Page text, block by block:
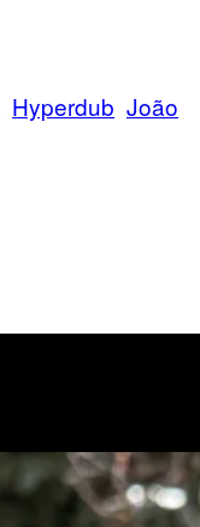
Hyperdub João